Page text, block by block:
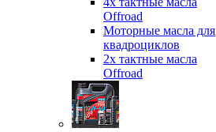
Offroad
Моторные масла для
квадроциклов
2х тактные масла
Offroad